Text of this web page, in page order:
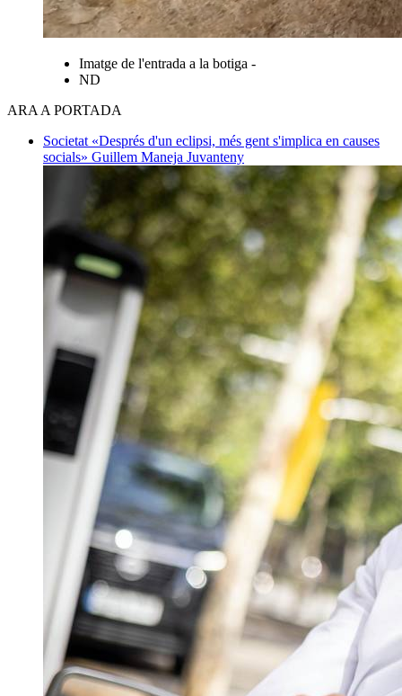
Imatge de l'entrada a la botiga -
ND
ARA A PORTADA
Societat «Després d'un eclipsi, més gent s'implica en causes
socials» Guillem Maneja Juvanteny